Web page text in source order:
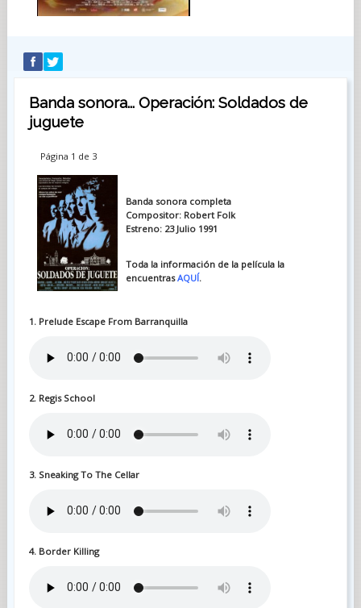
Banda sonora... Operación: Soldados de
juguete
Página 1 de 3
Banda sonora completa
Compositor: Robert Folk
Estreno: 23 Julio 1991
Toda la información de la película la
encuentrasAQUÍ.
1. Prelude Escape From Barranquilla
2. Regis School
3. Sneaking To The Cellar
4. Border Killing